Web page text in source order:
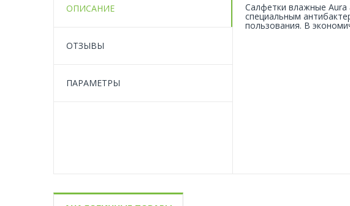
ОПИСАНИЕ
ОТЗЫВЫ
ПАРАМЕТРЫ
Салфетки влажные Aura
специальным
пользования. В